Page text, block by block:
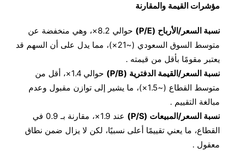
مؤشرات القيمة والمقارنة
نسبة السعر/الأرباح (P/E)
حوالي 8.2×، وهي منخفضة عن
متوسط السوق السعودي (~21×)، مما يدل على أن السهم قد
يعتبر مقومًا بأقل من قيمته .
نسبة السعر/القيمة الدفترية (P/B)
حوالي 1.4×، أقل من
متوسط القطاع (~1.5×)، ما يشير إلى توازن مقبول وعدم
مبالغة التقييم .
نسبة السعر/المبيعات (P/S)
عند 1.9×، مقارنة بـ 0.9 في
القطاع، ما يعني تقييمًا أعلى نسبيًا، لكن لا يزال ضمن نطاق
معقول .